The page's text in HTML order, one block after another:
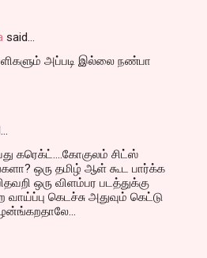
said…
அப்படி இல்லை நண்பா
கரெக்ட்....கோகுலம் சிட்ஸ்
ஒரு தமிழ் ஆள் கூட பார்க்க
ஒரு விளம்பர படத்துக்கு
கெடச்சு அதுவும் கெட்டு